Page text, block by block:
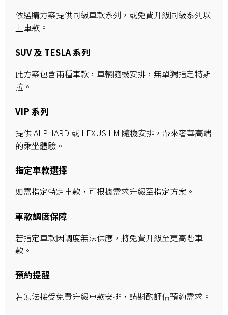
依選購方案提供同級車款系列，或免費升級同級系列以
上車款。
SUV 及 TESLA 系列
此方案包含兩種車款，車輛隨機安排，無單獨指定特斯
拉。
VIP 系列
提供 ALPHARD 或 LEXUS LM 隨機安排，帶來奢華高端
的乘坐體驗。
指定車款選擇
如需指定特定車款，可根據需求升級至指定方案。
車款調度保障
若指定車款因調度無法供應，將免費升級至更高階車
款。
預約提醒
若無法接受免費升級車款安排，請斟酌評估預約需求。